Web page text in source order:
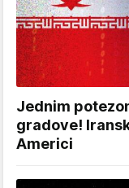
Jednim
gradove!
Americi